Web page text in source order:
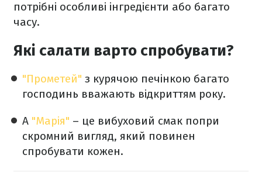
потрібні особливі інгредієнти або багато
часу.
Які салати варто спробувати?
"Прометей" з курячою печінкою багато
господинь вважають відкриттям року.
А "Марія" – це вибуховий смак попри
скромний вигляд, який повинен
спробувати кожен.